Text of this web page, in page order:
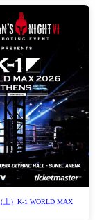
土）K-1 WORLD MAX